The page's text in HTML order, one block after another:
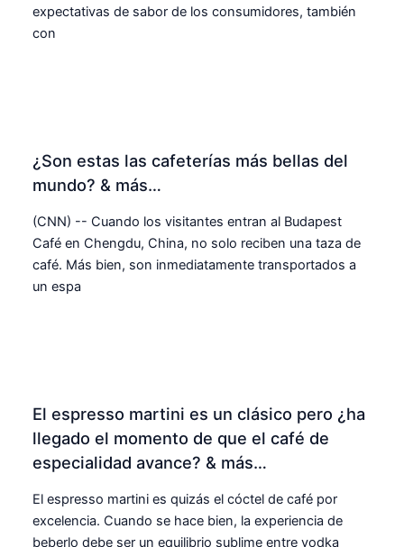
expectativas de sabor de los consumidores, también
con
¿Son estas las cafeterías más bellas del
mundo? & más…
(CNN) -- Cuando los visitantes entran al Budapest
Café en Chengdu, China, no solo reciben una taza de
café. Más bien, son inmediatamente transportados a
un espa
El espresso martini es un clásico pero ¿ha
llegado el momento de que el café de
especialidad avance? & más…
El espresso martini es quizás el cóctel de café por
excelencia. Cuando se hace bien, la experiencia de
beberlo debe ser un equilibrio sublime entre vodka